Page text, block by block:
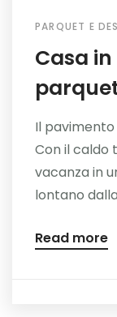
PARQUET E
Casa
Il
Con il caldo
vacanza in
lontano
Read more